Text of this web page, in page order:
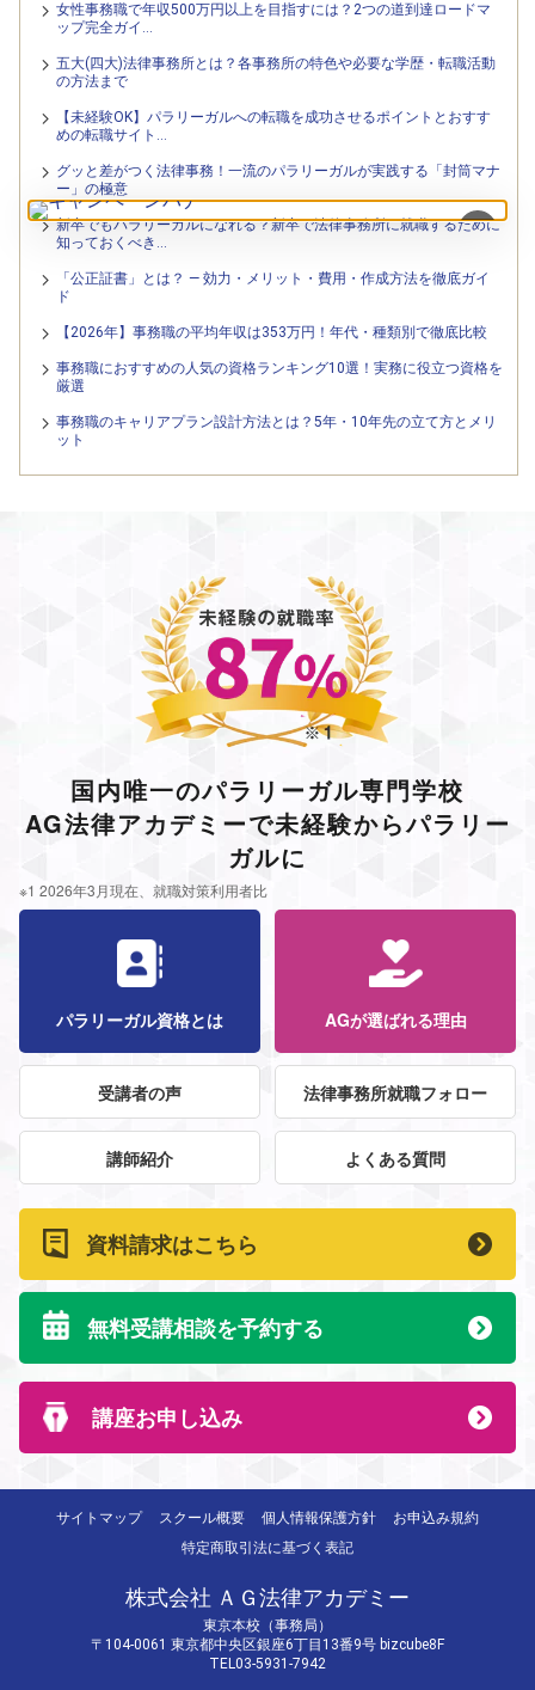
×
女性事務職で年収500万円以上を目指すには？2つの道到達ロードマ
ップ完全ガイ…
五大(四大)法律事務所とは？各事務所の特色や必要な学歴・転職活動
の方法まで
【未経験OK】パラリーガルへの転職を成功させるポイントとおすす
めの転職サイト…
グッと差がつく法律事務！一流のパラリーガルが実践する「封筒マナ
ー」の極意
新卒でもパラリーガルになれる？新卒で法律事務所に就職するために
知っておくべき…
「公正証書」とは？ — 効力・メリット・費用・作成方法を徹底ガイ
ド
【2026年】事務職の平均年収は353万円！年代・種類別で徹底比較
事務職におすすめの人気の資格ランキング10選！実務に役立つ資格を
厳選
事務職のキャリアプラン設計方法とは？5年・10年先の立て方とメリ
ット
※1 2026年3月現在、就職対策利用者比
国内唯一のパラリーガル専門学校
AG法律アカデミーで未経験からパラリー
ガルに
パラリーガル資格とは AGが選ばれる理由
受講者の声 法律事務所就職フォロー
講師紹介 よくある質問
資料請求はこちら
無料受講相談を予約する
講座お申し込み
サイトマップ スクール概要 個人情報保護方針
お申込み規約
特定商取引法に基づく表記
株式会社 ＡＧ法律アカデミー
東京本校（事務局）
〒104-0061 東京都中央区銀座6丁目13番9号 bizcube8F
TEL03-5931-7942